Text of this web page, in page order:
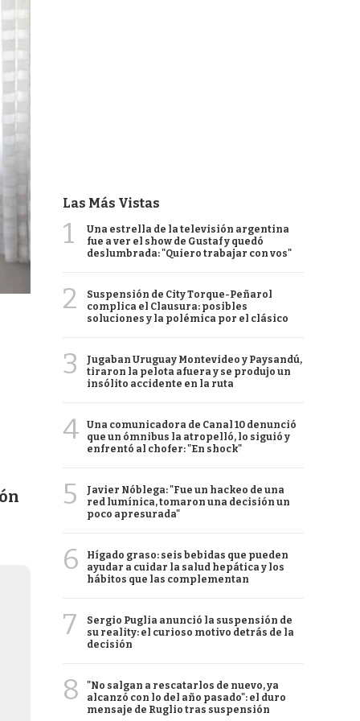
Las Más Vistas
1
Una estrella de la televisión argentina
fue a ver el show de Gustaf y quedó
deslumbrada: "Quiero trabajar con vos"
2
Suspensión de City Torque-Peñarol
complica el Clausura: posibles
soluciones y la polémica por el clásico
3
Jugaban Uruguay Montevideo y Paysandú,
tiraron la pelota afuera y se produjo un
insólito accidente en la ruta
4
Una comunicadora de Canal 10 denunció
que un ómnibus la atropelló, lo siguió y
enfrentó al chofer: "En shock"
5
Javier Nóblega: "Fue un hackeo de una
red lumínica, tomaron una decisión un
poco apresurada"
6
Hígado graso: seis bebidas que pueden
ayudar a cuidar la salud hepática y los
hábitos que las complementan
7
Sergio Puglia anunció la suspensión de
su reality: el curioso motivo detrás de la
decisión
8
"No salgan a rescatarlos de nuevo, ya
alcanzó con lo del año pasado": el duro
mensaje de Ruglio tras suspensión